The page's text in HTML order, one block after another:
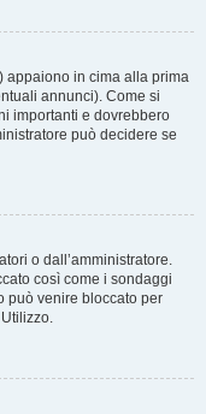
appaiono in cima alla prima
annunci). Come si
importanti e dovrebbero
può decidere se
o dall’amministratore.
così come i sondaggi
può venire bloccato per